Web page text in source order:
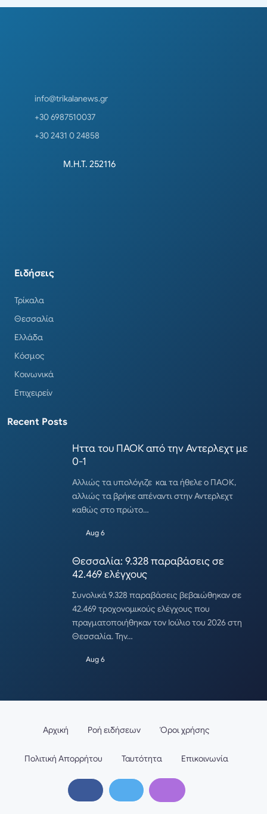
info@trikalanews.gr
+30 6987510037
+30 2431 0 24858
Μ.Η.Τ. 252116
Ειδήσεις
Τρίκαλα
Θεσσαλία
Ελλάδα
Κόσμος
Κοινωνικά
Επιχειρείν
Recent Posts
Ηττα του ΠΑΟΚ από την Αντερλεχτ με
0-1
Αλλιώς τα υπολόγιζε και τα ήθελε ο ΠΑΟΚ,
αλλιώς τα βρήκε απέναντι στην Αντερλεχτ
καθώς στο πρώτο…
Aug 6
Θεσσαλία: 9.328 παραβάσεις σε
42.469 ελέγχους
Συνολικά 9.328 παραβάσεις βεβαιώθηκαν σε
42.469 τροχονομικούς ελέγχους που
πραγματοποιήθηκαν τον Ιούλιο του 2026 στη
Θεσσαλία. Την…
Aug 6
Αρχική Ροή ειδήσεων Όροι χρήσης
Πολιτική Απορρήτου Ταυτότητα Επικοινωνία